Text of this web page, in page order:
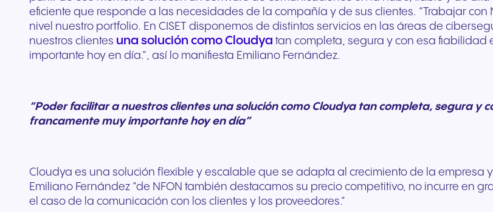
eficiente que responde a las necesidades de la compañía y de sus clientes. “Trabajar
nivel nuestro portfolio. En CISET disponemos de distintos servicios en las áreas de
nuestros clientes una solución como Cloudya tan completa, segura y con esa
importante hoy en día.”, así lo manifiesta Emiliano Fernández.
“Poder facilitar a nuestros clientes una solución como Cloudya tan completa, segura y
francamente muy importante hoy en día”
Cloudya es una solución flexible y escalable que se adapta al crecimiento de la empresa
Emiliano Fernández “de NFON también destacamos su precio competitivo, no incurre en
el caso de la comunicación con los clientes y los proveedores.”